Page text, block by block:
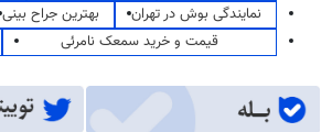
نمایندگی بوش در تهران
بهترین جراح بینی
قیمت و خرید سمعک نامرئی